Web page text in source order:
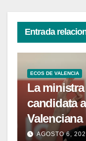
Entrada
ECOS DE VALENCIA
La
candidata
defiende a
AGOSTO 6,